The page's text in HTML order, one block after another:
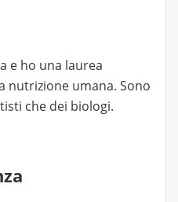
e ho una laurea
nutrizione umana. Sono
che dei biologi.